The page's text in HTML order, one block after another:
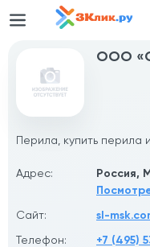
ООО
Перила, купить перила
Адрес:
Россия,
Сайт: sl-
Телефон: +7 (495)